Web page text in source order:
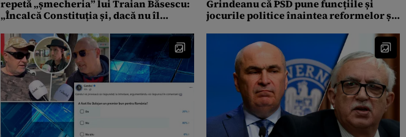
repetă „șmecheria” lui Traian Băsescu:
„Încalcă Constituția și, dacă nu îl
Grindeanu că PSD pune funcțiile și
jocurile politice înaintea reformelor și